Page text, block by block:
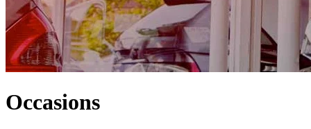
Occasions